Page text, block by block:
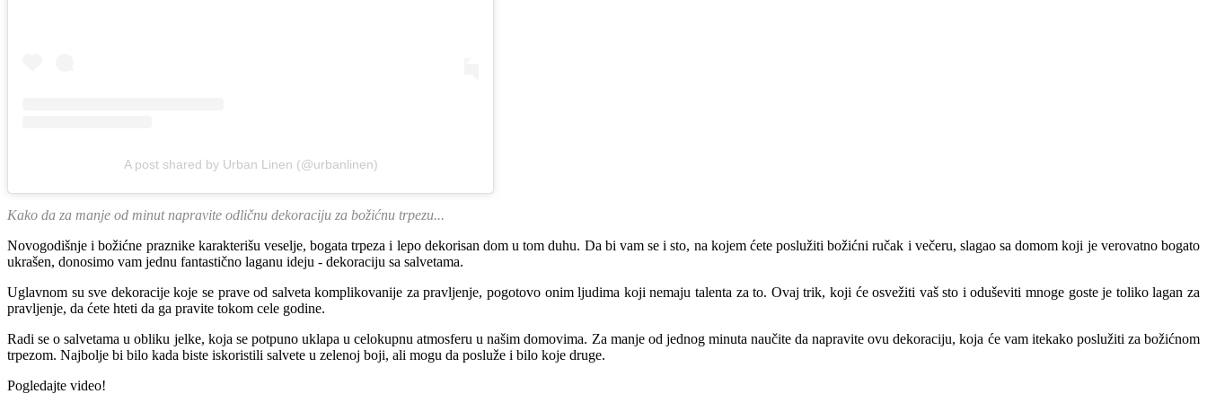
A post shared by Urban Linen (@urbanlinen)
Kako da za manje od minut napravite odličnu dekoraciju za božićnu trpezu...
Novogodišnje i božićne praznike karakterišu veselje, bogata trpeza i lepo dekorisan dom u tom duhu. Da bi vam se i sto, na kojem ćete poslužiti božićni ručak i večeru, slagao sa domom koji je verovatno bogato
ukrašen, donosimo vam jednu fantastično laganu ideju - dekoraciju sa salvetama.
Uglavnom su sve dekoracije koje se prave od salveta komplikovanije za pravljenje, pogotovo onim ljudima koji nemaju talenta za to. Ovaj trik, koji će osvežiti vaš sto i oduševiti mnoge goste je toliko lagan za
pravljenje, da ćete hteti da ga pravite tokom cele godine.
Radi se o salvetama u obliku jelke, koja se potpuno uklapa u celokupnu atmosferu u našim domovima. Za manje od jednog minuta naučite da napravite ovu dekoraciju, koja će vam itekako poslužiti za božićnom
trpezom. Najbolje bi bilo kada biste iskoristili salvete u zelenoj boji, ali mogu da posluže i bilo koje druge.
Pogledajte video!